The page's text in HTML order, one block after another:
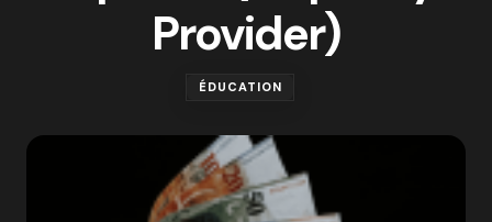
Provider)
ÉDUCATION